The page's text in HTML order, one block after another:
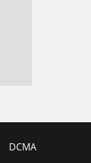
DCMA